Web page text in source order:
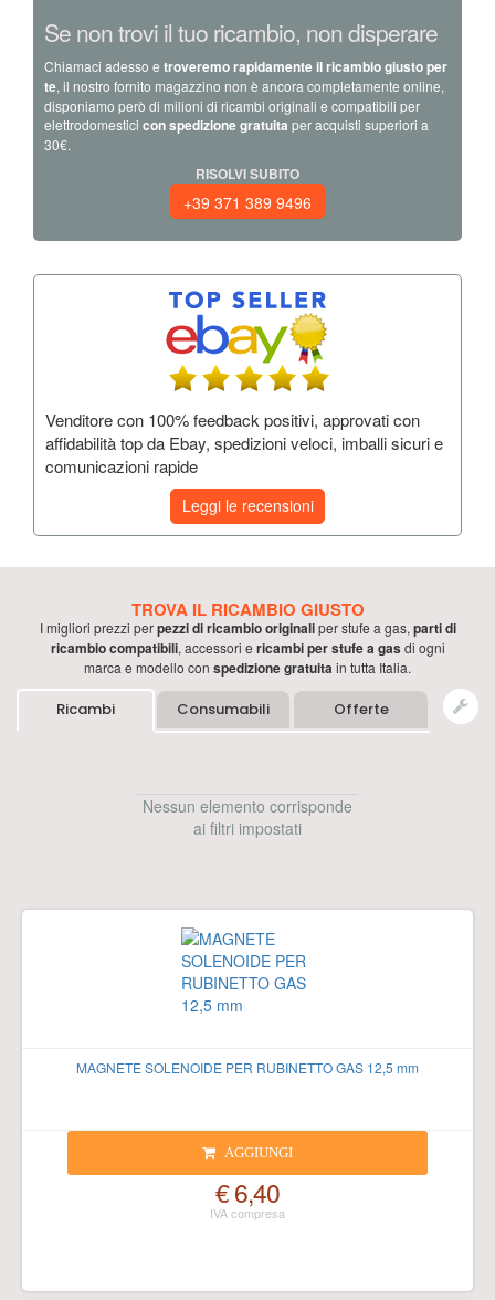
Se non trovi il tuo ricambio, non disperare
Chiamaci adesso e troveremo rapidamente il ricambio giusto per
te, il nostro fornito magazzino non è ancora completamente online,
disponiamo però di milioni di ricambi originali e compatibili per
elettrodomestici con spedizione gratuita per acquisti superiori a
30€.
RISOLVI SUBITO
+39 371 389 9496
Venditore con 100% feedback positivi, approvati con
affidabilità top da Ebay, spedizioni veloci, imballi sicuri e
comunicazioni rapide
Leggi le recensioni
TROVA IL RICAMBIO GIUSTO
I migliori prezzi perpezzi di ricambio originaliperstufe a gas, parti di
ricambio compatibili, accessori e ricambi perstufe a gas di ogni
marca e modello con spedizione gratuitain tutta Italia.
Ricambi Consumabili Offerte
Nessun elemento corrisponde
ai filtri impostati
MAGNETE SOLENOIDE PER RUBINETTO GAS 12,5 mm
AGGIUNGI
€ 6,40